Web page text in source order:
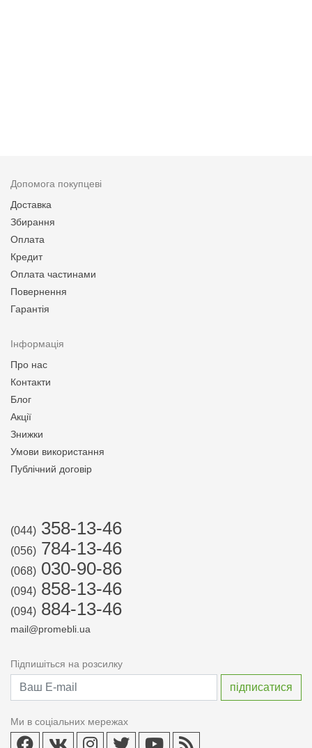
Допомога покупцеві
Доставка
Збирання
Оплата
Кредит
Оплата частинами
Повернення
Гарантія
Інформація
Про нас
Контакти
Блог
Акції
Знижки
Умови використання
Публічний договір
(044) 358-13-46
(056) 784-13-46
(068) 030-90-86
(094) 858-13-46
(094) 884-13-46
mail@promebli.ua
Підпишіться на розсилку
Ми в соціальних мережах